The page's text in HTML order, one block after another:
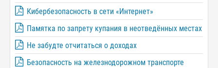
Кибербезопасность в сети «Интернет»
Памятка по запрету купания в неотведённых местах
Не забудте отчитаться о доходах
Безопасность на железнодорожном транспорте